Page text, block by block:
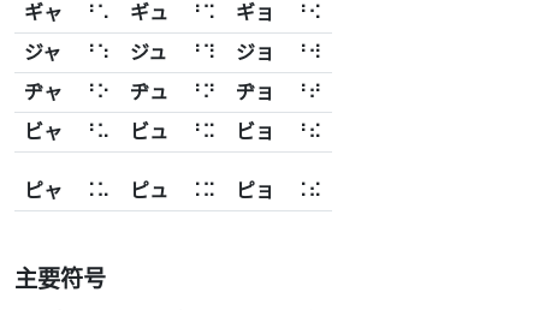
ギャ ⠘⠡ ギュ ⠘⠩ ギョ
⠘⠪
ジャ
⠘⠱ ジュ ⠘⠹ ジョ
⠘⠺
ヂャ
⠘⠕ ヂュ ⠘⠝ ヂョ
⠘⠞
ビャ
⠘⠥ ビュ ⠘⠭ ビョ ⠘⠮
ピャ ⠨⠥ ピュ ⠨⠭ ピョ ⠨⠮
主要符号